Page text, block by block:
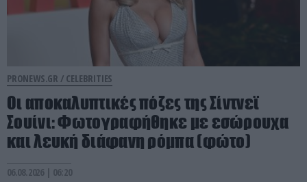
PRONEWS.GR / CELEBRITIES
Οι αποκαλυπτικές πόζες της Σίντνεϊ
Σουίνι: Φωτογραφήθηκε με εσώρουχα
και λευκή διάφανη ρόμπα (φώτο)
06.08.2026 | 06:20